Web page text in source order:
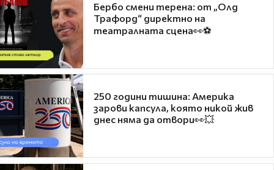
Бербо смени терена: от „Олд
Трафорд“ директно на
театралната сцена👀⚽
250 години тишина: Америка
зарови капсула, която никой жив
днес няма да отвори👀💥